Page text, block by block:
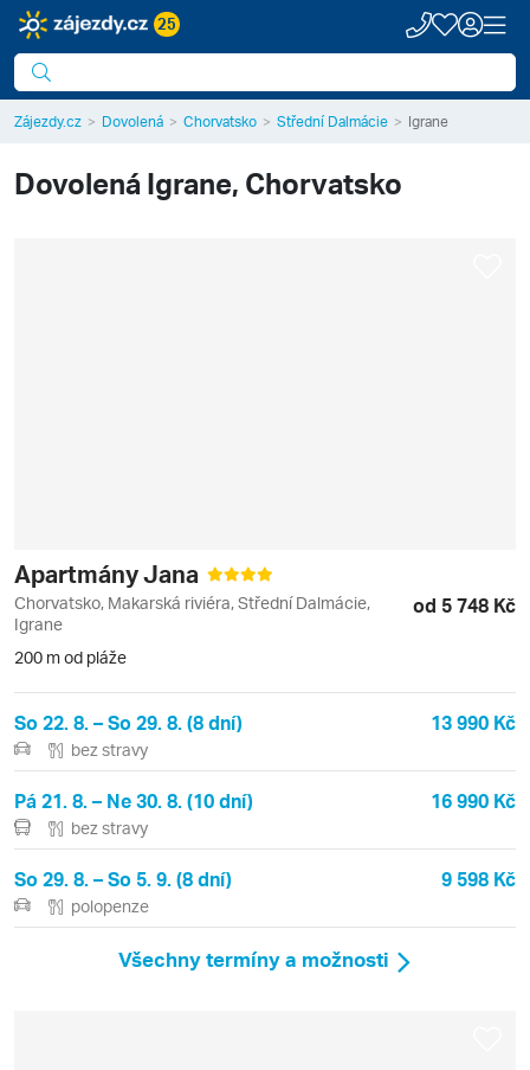
25
Zájezdy.cz Dovolená Chorvatsko Střední Dalmácie Igrane
Dovolená Igrane, Chorvatsko
Apartmány Jana
Chorvatsko, Makarská riviéra, Střední Dalmácie,
Igrane
od 5 748 Kč
200 m od pláže
So 22. 8. – So 29. 8. (8 dní) 13 990 Kč
bez stravy
Pá 21. 8. – Ne 30. 8. (10 dní) 16 990 Kč
bez stravy
So 29. 8. – So 5. 9. (8 dní) 9 598 Kč
polopenze
Všechny termíny a možnosti